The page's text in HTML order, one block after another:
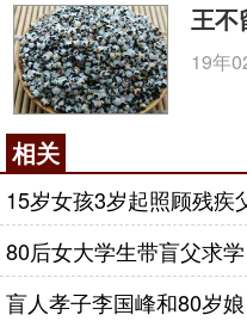
王不
19年
相关
80后女大学生带盲父求
盲人孝子李国峰和80岁